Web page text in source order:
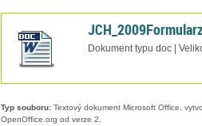
Dokument typu doc |
Typ souboru:Textový dokument Microsoft Office,
OpenOffice.org od verze 2.